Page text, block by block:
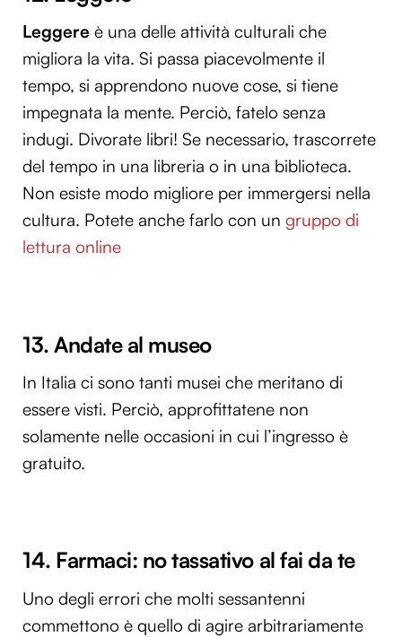
annunci, per fornire funzionalità dei social media e per
analizzare il nostro traffico. Condividiamo inoltre
informazioni sul modo in cui utilizzi il nostro sito con i
nostri partner che si occupano di analisi dei dati web,
con altre informazioni che hai fornito loro o che hanno
raccolto dal tuo utilizzo dei loro servizi.
Leggere è una delle attività culturali che
migliora la vita. Si passa piacevolmente il
tempo, si apprendono nuove cose, si tiene
impegnata la mente. Perciò, fatelo senza
indugi. Divorate libri! Se necessario, trascorrete
del tempo in una libreria o in una biblioteca.
Non esiste modo migliore per immergersi nella
cultura. Potete anche farlo con un gruppo di
lettura online
13. Andate al museo
In Italia ci sono tanti musei che meritano di
essere visti. Perciò, approfittatene non
solamente nelle occasioni in cui l’ingresso è
gratuito.
14. Farmaci: no tassativo al fai da te
Uno degli errori che molti sessantenni
commettono è quello di agire arbitrariamente